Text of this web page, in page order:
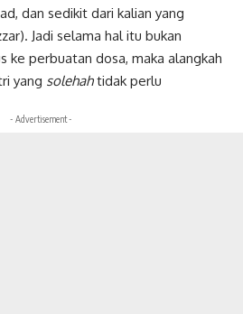
dan sedikit dari kalian yang
Jadi selama hal itu bukan
ke perbuatan dosa, maka alangkah
yang solehahtidak perlu
- Advertisement -